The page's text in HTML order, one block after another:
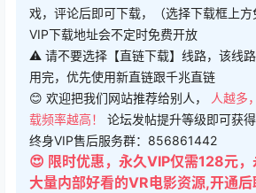
戏，评论后即可下载，（选择下载框上方
VIP下载地址会不定时免费开放
⚠ 请不要选择【直链下载】线路，该线
用完，优先使用新直链跟千兆直链
😊 欢迎把我们网站推荐给别人，
人越多
载频率越高！ 论坛发帖提升等级即可获
终身VIP售后服务群：856861442
😍 限时优惠，永久VIP仅需128元
大量内部好看的VR电影资源,开通后